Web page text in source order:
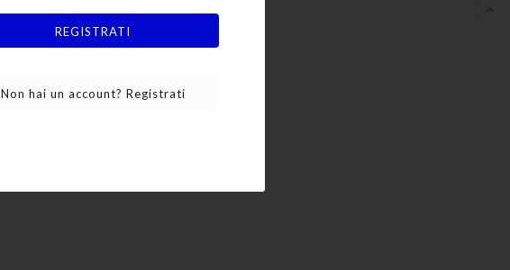

REGISTRATI
Non hai un account? Registrati